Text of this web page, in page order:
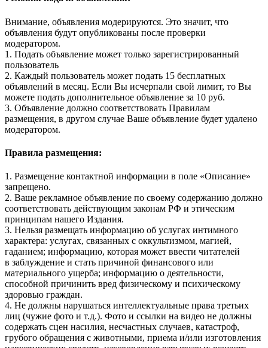
Внимание, объявления модерируются. Это значит, что
объявления будут опубликованы после проверки
модератором.
1. Подать объявление может только зарегистрированный
пользователь
2. Каждый пользователь может подать 15 бесплатных
объявлений в месяц. Если Вы исчерпали свой лимит, то Вы
можете подать дополнительное объявление за 10 руб.
3. Объявление должно соответствовать Правилам
размещения, в другом случае Ваше объявление будет удалено
модератором.
Правила размещения:
1. Размещение контактной информации в поле «Описание»
запрещено.
2. Ваше рекламное объявление по своему содержанию должно
соответствовать действующим законам РФ и этическим
принципам нашего Издания.
3. Нельзя размещать информацию об услугах интимного
характера: услугах, связанных с оккультизмом, магией,
гаданием; информацию, которая может ввести читателей
в заблуждение и стать причиной финансового или
материального ущерба; информацию о деятельности,
способной причинить вред физическому и психическому
здоровью граждан.
4. Не должны нарушаться интеллектуальные права третьих
лиц (чужие фото и т.д.). Фото и ссылки на видео не должны
содержать сцен насилия, несчастных случаев, катастроф,
грубого обращения с животными, приема и/или изготовления